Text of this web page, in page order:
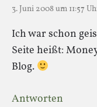
3. Juni 2008 um 11:57
Ich war schon
Seite heißt:
Blog.
Antworten